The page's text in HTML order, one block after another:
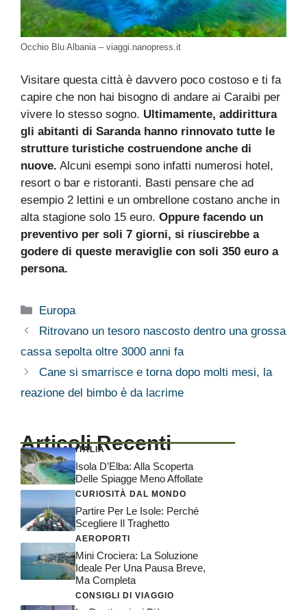
Occhio Blu Albania – viaggi.nanopress.it
Visitare questa città è davvero poco costoso e ti fa
capire che non hai bisogno di andare ai Caraibi per
vivere lo stesso sogno. Ultimamente, addirittura
gli abitanti di Saranda hanno rinnovato tutte le
strutture turistiche costruendone anche di
nuove. Alcuni esempi sono infatti numerosi hotel,
resort o bar e ristoranti. Basti pensare che ad
esempio 2 lettini e un ombrellone costano anche in
alta stagione solo 15 euro. Oppure facendo un
preventivo per soli 7 giorni, si riuscirebbe a
godere di queste meraviglie con soli 350 euro a
persona.
Categorie
Europa
Ritrovano un tesoro nascosto dentro una grossa
cassa sepolta oltre 3000 anni fa
Cane si smarrisce e torna dopo molti mesi, la
reazione del bimbo è da lacrime
Articoli Recenti
ITALIA
Isola D’Elba: Alla Scoperta
Delle Spiagge Meno Affollate
CURIOSITÀ DAL MONDO
Partire Per Le Isole: Perché
Scegliere Il Traghetto
AEROPORTI
Mini Crociera: La Soluzione
Ideale Per Una Pausa Breve,
Ma Completa
CONSIGLI DI VIAGGIO